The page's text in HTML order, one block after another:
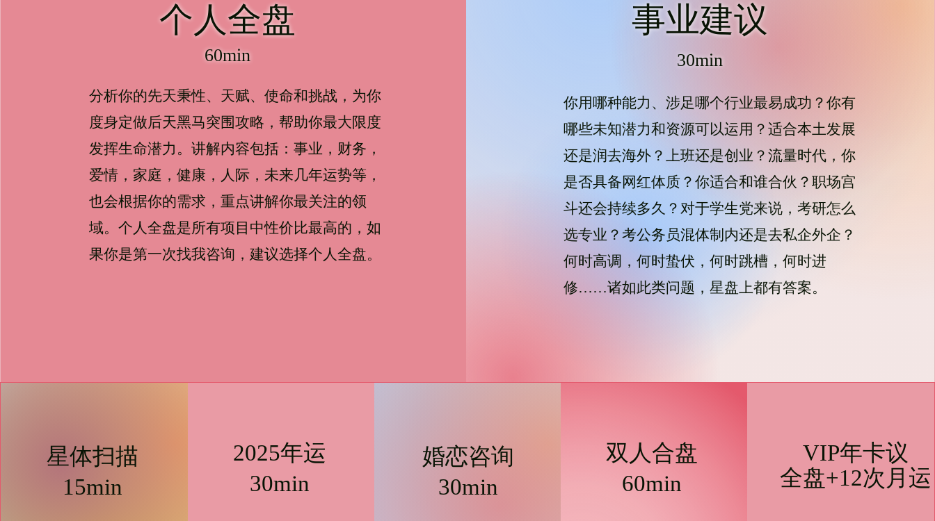
个人全盘
60min
分析你的先天秉性、天赋、使命和挑战，为你
度身定做后天黑马突围攻略，帮助你最大限度
发挥生命潜力。讲解内容包括：事业，财务，
爱情，家庭，健康，人际，未来几年运势等，
也会根据你的需求，重点讲解你最关注的领
域。个人全盘是所有项目中性价比最高的，如
果你是第一次找我咨询，建议选择个人全盘。
事业建议
30min
你用哪种能力、涉足哪个行业最易成功？你有
哪些未知潜力和资源可以运用？适合本土发展
还是润去海外？上班还是创业？流量时代，你
是否具备网红体质？你适合和谁合伙？职场宫
斗还会持续多久？对于学生党来说，考研怎么
选专业？考公务员混体制内还是去私企外企？
何时高调，何时蛰伏，何时跳槽，何时进
修……诸如此类问题，星盘上都有答案。
星体扫描
15min
2025年运
30min
​婚恋咨询
30min
双人合盘
60min
VIP年卡​议
全盘+12次月运